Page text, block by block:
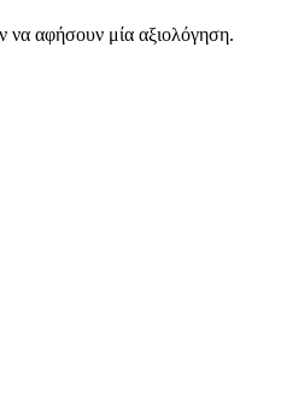
να αφήσουν μία αξιολόγηση.